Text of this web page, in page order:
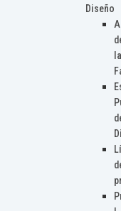
Diseño
la